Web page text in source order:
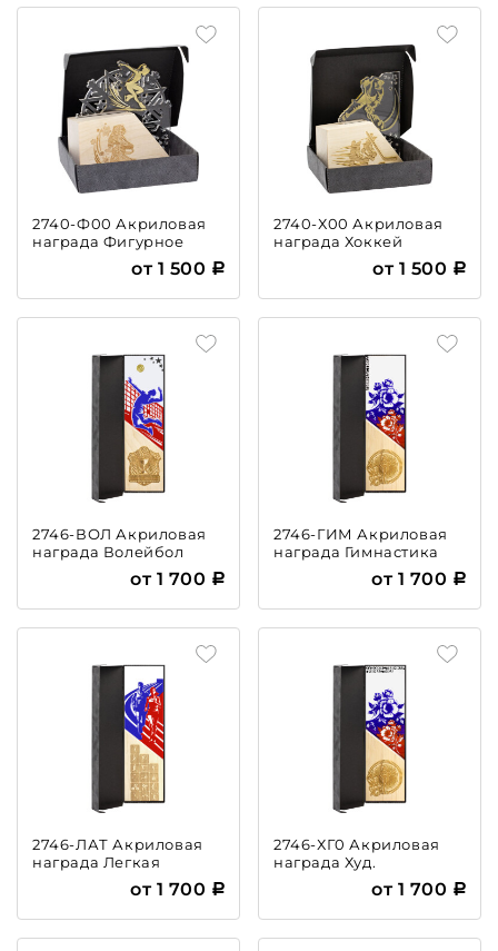
2740-Ф00 Акриловая
награда Фигурное
от 1 500
2740-Х00 Акриловая
награда Хоккей
от 1 500
2746-ВОЛ Акриловая
награда Волейбол
от 1 700
2746-ГИМ Акриловая
награда Гимнастика
от 1 700
2746-ЛАТ Акриловая
награда Легкая
от 1 700
2746-ХГ0 Акриловая
награда Худ.
от 1 700